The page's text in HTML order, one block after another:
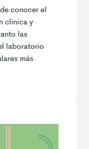
conocer el
clínica y
las
laboratorio
más